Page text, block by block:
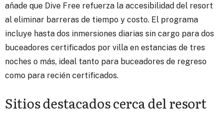
añade que Dive Free refuerza la accesibilidad del resort
al eliminar barreras de tiempo y costo. El programa
incluye hasta dos inmersiones diarias sin cargo para dos
buceadores certificados por villa en estancias de tres
noches o más, ideal tanto para buceadores de regreso
como para recién certificados.
Sitios destacados cerca del resort